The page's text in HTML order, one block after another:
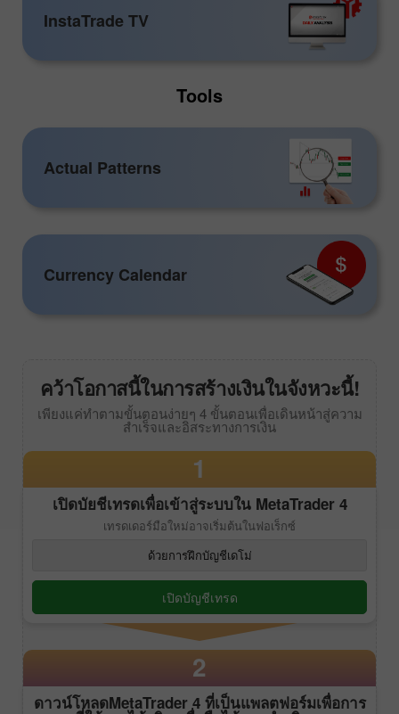
InstaTrade TV
Tools
Actual Patterns
Currency Calendar
คว้าโอกาสนี้ในการสร้างเงินในจังหวะนี้!
เพียงแค่ทำตามขั้นตอนง่ายๆ 4 ขั้นตอนเพื่อเดินหน้าสู่ความ
สำเร็จและอิสระทางการเงิน
1
เปิดบัยชีเทรดเพื่อเข้าสู่ระบบใน MetaTrader 4
เทรดเดอร์มือใหม่อาจเริ่มต้นในฟอเร็กซ์
ด้วยการฝึกบัญชีเดโม่
เปิดบัญชีเทรด
2
ดาวน์โหลดMetaTrader 4ที่เป็นแพลตฟอร์มเพื่อการ